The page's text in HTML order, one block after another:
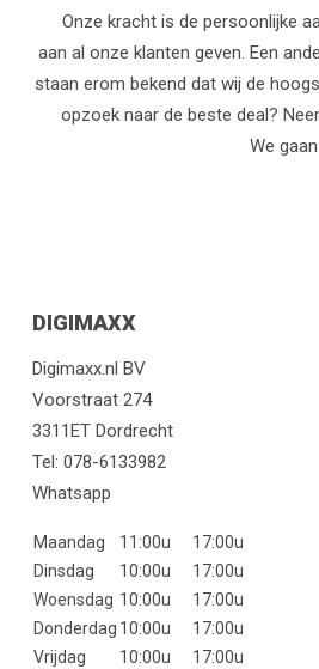
Onze kracht is de persoonlijke
aan al onze klanten geven. Een
staan erom bekend dat wij de
opzoek naar de beste deal?
We
DIGIMAXX
Digimaxx.nl BV
Voorstraat 274
3311ET Dordrecht
Tel: 078-6133982
Whatsapp
Maandag 11:00u
17:00u
Dinsdag
10:00u
17:00u
Woensdag 10:00u
17:00u
Donderdag 10:00u
17:00u
Vrijdag
10:00u 17:00u